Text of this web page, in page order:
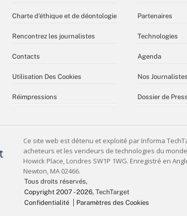
Charte d’éthique et de déontologie
Rencontrez les journalistes
Contacts
Utilisation Des Cookies
Réimpressions
Partenaires
Technologies
Agenda
Nos
Dossier de
Tous droits réservés,
Copyright 2007 - 2026, TechTarget
Confidentialité
Paramètres des Cookies